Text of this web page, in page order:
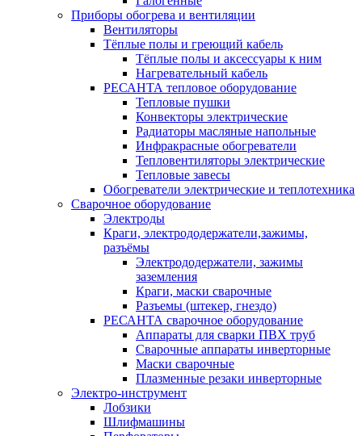
Приборы обогрева и вентиляции
Вентиляторы
Тёплые полы и греющий кабель
Тёплые полы и аксессуары к ним
Нагревательный кабель
РЕСАНТА тепловое оборудование
Тепловые пушки
Конвекторы электрические
Радиаторы масляные напольные
Инфракрасные обогреватели
Тепловентиляторы электрические
Тепловые завесы
Обогреватели электрические и теплотехника
Сварочное оборудование
Электроды
Краги, электрододержатели,зажимы,
разъёмы
Электрододержатели, зажимы
заземления
Краги, маски сварочные
Разъемы (штекер, гнездо)
РЕСАНТА сварочное оборудование
Аппараты для сварки ПВХ труб
Сварочные аппараты инверторные
Маски сварочные
Плазменные резаки инверторные
Электро-инструмент
Лобзики
Шлифмашины